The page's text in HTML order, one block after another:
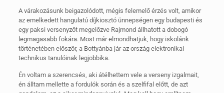
A várakozásunk beigazolódott, mégis felemelő érzés volt, amikor
az emelkedett hangulatú díjkiosztó ünnepségen egy budapesti és
egy paksi versenyzőt megelőzve Rajmond állhatott a dobogó
legmagasabb fokára. Most már elmondhatjuk, hogy iskolánk
történetében először, a Bottyánba jár az ország elektronikai
technikus tanulóinak legjobbika.
Én voltam a szerencsés, aki átélhettem vele a verseny izgalmait,
én álltam mellette a fordulók során és a szelfifal előtt, de azt